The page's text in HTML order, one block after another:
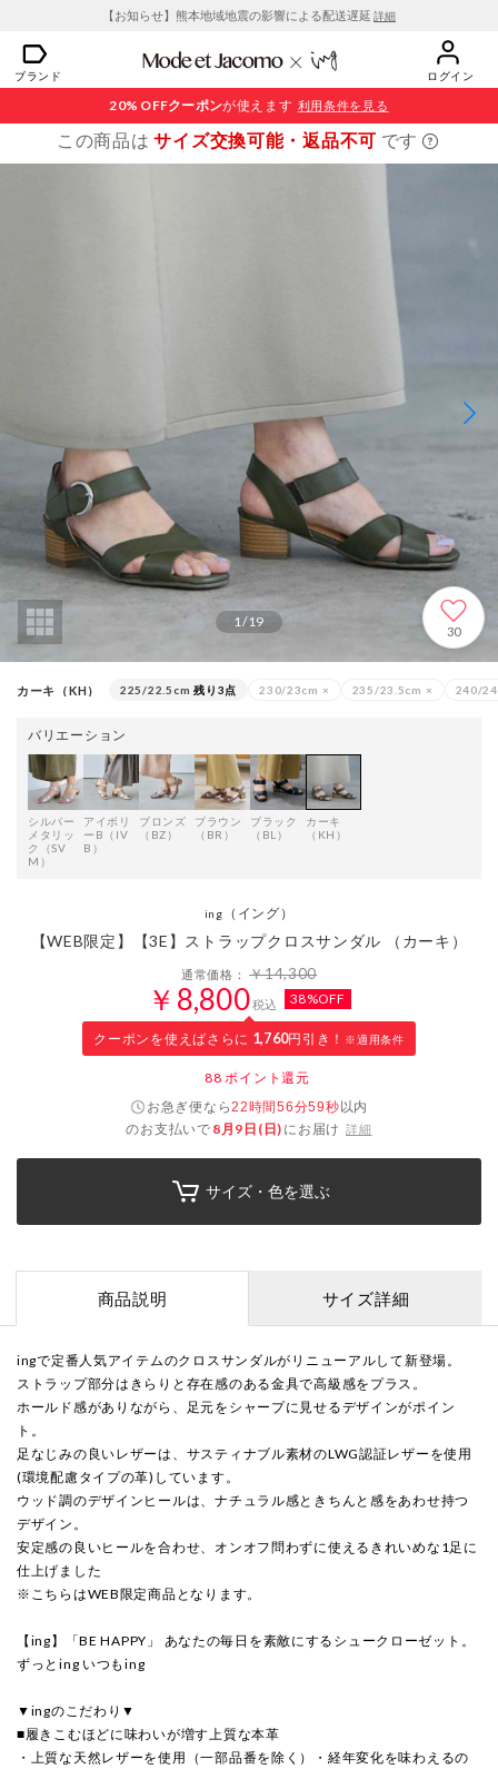
【お知らせ】熊本地域地震の影響による配送遅延 詳細
ブランド ログイン
20% OFFクーポンが使えます 利用条件を見る
この商品はサイズ交換可能・返品不可 です
1/19
30
カーキ（KH） 225/22.5cm 残り3点 230/23cm × 235/23.5cm × 240/
バリエーション
シルバー
メタリッ
ク（SV
M）
アイボリ
ーB（IV
B）
ブロンズ
（BZ）
ブラウン
（BR）
ブラック
（BL）
カーキ
（KH）
ing （イング）
【WEB限定】【3E】ストラップクロスサンダル （カーキ）
通常価格：￥14,300
￥8,800税込 38%OFF
クーポンを使えばさらに 1,760円引き！ ※適用条件
88 ポイント還元
お急ぎ便なら22時間56分58秒以内
のお支払いで 8月9日(日) にお届け 詳細
サイズ・色を選ぶ
商品説明 サイズ詳細
ingで定番人気アイテムのクロスサンダルがリニューアルして新登場。
ストラップ部分はきらりと存在感のある金具で高級感をプラス。
ホールド感がありながら、足元をシャープに見せるデザインがポイン
ト。
足なじみの良いレザーは、サスティナブル素材のLWG認証レザーを使用
(環境配慮タイプの革)しています。
ウッド調のデザインヒールは、ナチュラル感ときちんと感をあわせ持つ
デザイン。
安定感の良いヒールを合わせ、オンオフ問わずに使えるきれいめな1足に
仕上げました
※こちらはWEB限定商品となります。
【ing】「BE HAPPY」 あなたの毎日を素敵にするシュークローゼット。
ずっとing いつもing
▼ingのこだわり▼
■履きこむほどに味わいが増す上質な本革
・上質な天然レザーを使用（一部品番を除く）・経年変化を味わえるの